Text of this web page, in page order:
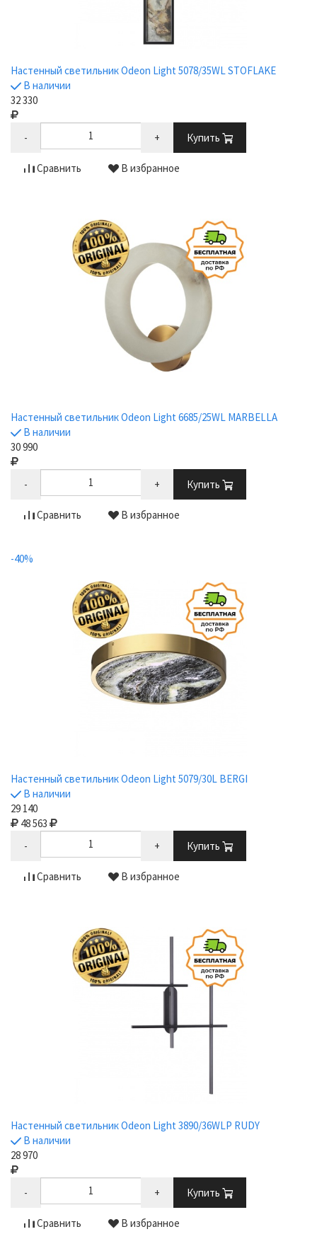
Настенный светильник Odeon Light 5078/35WL STOFLAKE
В наличии
32 330
- + Купить
Сравнить В избранное
Настенный светильник Odeon Light 6685/25WL MARBELLA
В наличии
30 990
- + Купить
Сравнить В избранное
-40%
Настенный светильник Odeon Light 5079/30L BERGI
В наличии
29 140
48 563
-
+ Купить
Сравнить В избранное
Настенный светильник Odeon Light 3890/36WLP RUDY
В наличии
28 970
- + Купить
Сравнить В избранное